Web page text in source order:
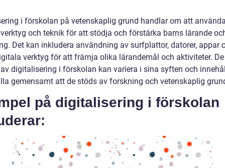
i förskolan på vetenskaplig grund handlar om att
och teknik för att stödja och förstärka barns lärande
Det kan inkludera användning av surfplattor, datorer, appar
verktyg för att främja olika lärandemål och aktiviteter.
digitalisering i förskolan kan variera i sina syften och
gemensamt att de stöds av forskning och vetenskaplig
på digitalisering i förskolan